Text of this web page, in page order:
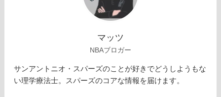
マッツ
NBAブロガー
サンアントニオ・スパーズのことが好きでどうしようもな
い理学療法士。スパーズのコアな情報を届けます。